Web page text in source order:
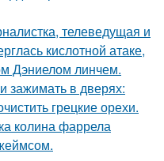
телеведущая и
кислотной атаке,
Дэниелом линчем.
зажимать в дверях:
грецкие орехи.
колина фаррела